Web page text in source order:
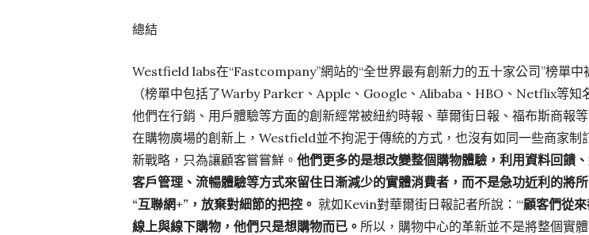
總結
Westfield labs在“Fastcompany”網站的“全世界最有創新力的五十家公司”榜單中
（榜單中包括了Warby Parker、Apple、Google、Alibaba、HBO、Netflix等知
他們在行銷、用戶體驗等方面的創新經常被紐約時報、華爾街日報、福布斯商報
在購物廣場的創新上，Westfield並不拘泥于傳統的方式，也沒有如同一些商家制
新戰略，只為讓顧客嘗嘗鮮。 他們更多的是想改變整個購物體驗，利用資料回饋
客戶管理、流暢體驗等方式來留住日漸減少的實體消費者，而不是急功近利的將
“互聯網+” ，放棄對細節的把控。 就如Kevin對華爾街日報記者所說：‘“顧客們從
線上與線下購物，他們只是想購物而已。 所以，購物中心的革新並不是將整個實